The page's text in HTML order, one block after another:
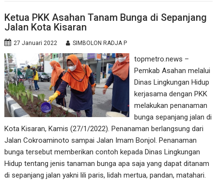
Ketua PKK Asahan Tanam Bunga di Sepanjang
Jalan Kota Kisaran
27 Januari 2022 SIMBOLON RADJA P
topmetro.news –
Pemkab Asahan melalui
Dinas Lingkungan Hidup
kerjasama dengan PKK
melakukan penanaman
bunga sepanjang jalan di
Kota Kisaran, Kamis (27/1/2022). Penanaman berlangsung dari
Jalan Cokroaminoto sampai Jalan Imam Bonjol. Penanaman
bunga tersebut memberikan contoh kepada Dinas Lingkungan
Hidup tentang jenis tanaman bunga apa saja yang dapat ditanam
di sepanjang jalan yakni lili paris, lidah mertua, pandan, matahari.